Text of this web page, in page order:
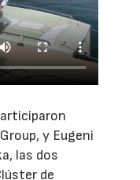
y Eugeni
las dos
de